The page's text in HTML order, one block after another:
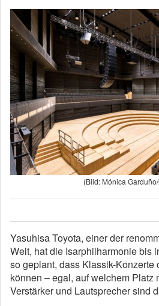
(Bild: Mónica
Yasuhisa Toyota, einer der
Welt, hat die Isarphilharmonie bis
so geplant, dass Klassik-Konzerte
können – egal, auf welchem Platz
Verstärker und Lautsprecher sind